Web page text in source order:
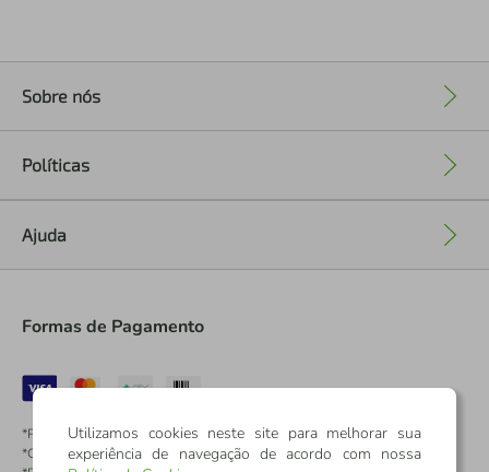
Sobre nós
Políticas
Ajuda
Formas de Pagamento
*Pontos dos Cartões Sicredi
*Cartões Sicredi
Utilizamos cookies neste site para melhorar sua
experiência de navegação de acordo com nossa